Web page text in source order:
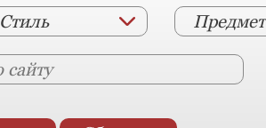
Стиль Предмет